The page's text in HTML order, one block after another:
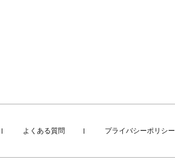
よくある質問 プライバシーポリシー